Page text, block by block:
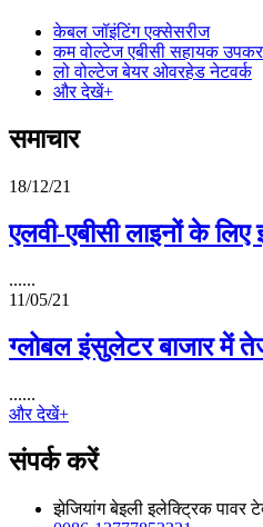
केबल जॉइंटिंग एक्सेसरीज
कम वोल्टेज एबीसी सहायक
लो वोल्टेज बेयर ओवरहेड नेटवर्क
और देखें+
समाचार
18/12/21
एलवी-एबीसी लाइनों के
......
11/05/21
ग्लोबल इंसुलेटर बाजार में
......
और देखें+
संपर्क करें
झेजियांग बेइली इलेक्ट्रिक पावर